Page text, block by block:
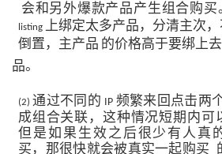
会和另外爆款产品产生组合购买
listing 上绑定太多产品，分清主次
倒置，主产品 的价格高于要绑上
品。
(2)通过不同的 IP 频繁来回点击两
成组合关联，这种情况短期内可
但是如果生效之后很少有人真
买，那很快就会被真实一起购买